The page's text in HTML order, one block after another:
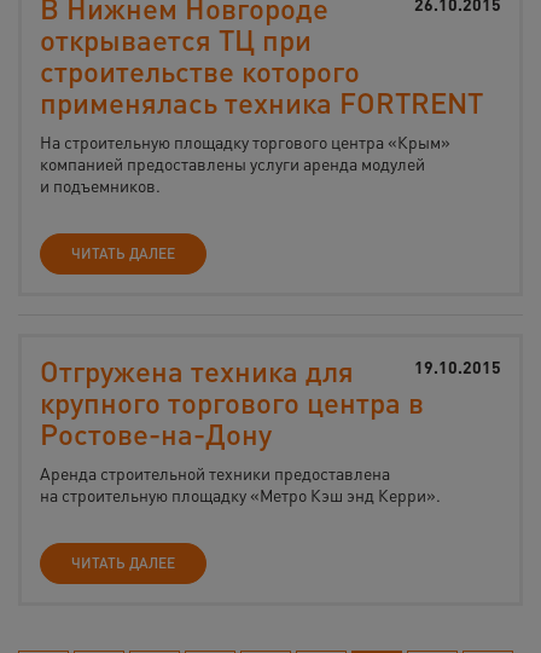
В Нижнем Новгороде
открывается ТЦ при
строительстве которого
применялась техника FORTRENT
На строительную площадку торгового центра «Крым»
компанией предоставлены услуги аренда модулей
и подъемников.
ЧИТАТЬ ДАЛЕЕ
19.10.2015
Отгружена техника для
крупного торгового центра в
Ростове-на-Дону
Аренда строительной техники предоставлена
на строительную площадку «Метро Кэш энд Керри».
ЧИТАТЬ ДАЛЕЕ